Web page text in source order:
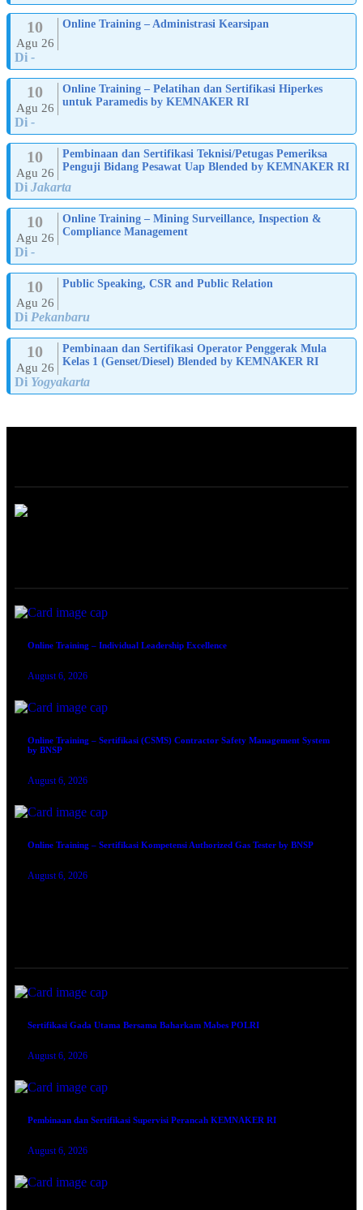
10
Agu 26
Online Training – Administrasi Kearsipan
Di -
10
Agu 26
Online Training – Pelatihan dan Sertifikasi Hiperkes
untuk Paramedis by KEMNAKER RI
Di -
10
Agu 26
Pembinaan dan Sertifikasi Teknisi/Petugas Pemeriksa
Penguji Bidang Pesawat Uap Blended by KEMNAKER RI
Di Jakarta
10
Agu 26
Online Training – Mining Surveillance, Inspection &
Compliance Management
Di -
10
Agu 26
Public Speaking, CSR and Public Relation
Di Pekanbaru
10
Agu 26
Pembinaan dan Sertifikasi Operator Penggerak Mula
Kelas 1 (Genset/Diesel) Blended by KEMNAKER RI
Di Yogyakarta
Online Training – Individual Leadership Excellence
August 6, 2026
Online Training – Sertifikasi (CSMS) Contractor Safety Management System
by BNSP
August 6, 2026
Online Training – Sertifikasi Kompetensi Authorized Gas Tester by BNSP
August 6, 2026
Sertifikasi Gada Utama Bersama Baharkam Mabes POLRI
August 6, 2026
Pembinaan dan Sertifikasi Supervisi Perancah KEMNAKER RI
August 6, 2026